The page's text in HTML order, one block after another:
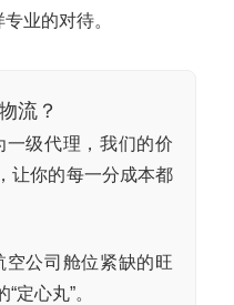
业的对待。
流？
一级代理，我们的价
让你的每一分成本都
空公司舱位紧缺的旺
定心丸”。